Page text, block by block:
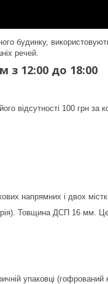
будинку,
речей.
з 12:00 до 18:00
відсутності 100 грн за
напрямних і двох
Товщина ДСП 16 мм. Цей
упаковці